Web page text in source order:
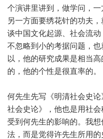
个演讲里讲到，做学问，一
另一方面要绣花针的功夫
谈中国文化起源、社会流
不忽略到小的考据问题，
以，他的研究成果是相当
的，他的个性是很直率的。
何先生先写《明清社会史
社会史论》，他也是用社
受到何先生的影响的。我
法，而是觉得许先生所用